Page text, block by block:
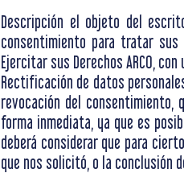
Descripción el objeto del
consentimiento para tratar
Ejercitar sus Derechos ARCO,
Rectificación de datos
revocación del
forma inmediata, ya que es
deberá considerar que para
que nos solicitó, o la conclusión